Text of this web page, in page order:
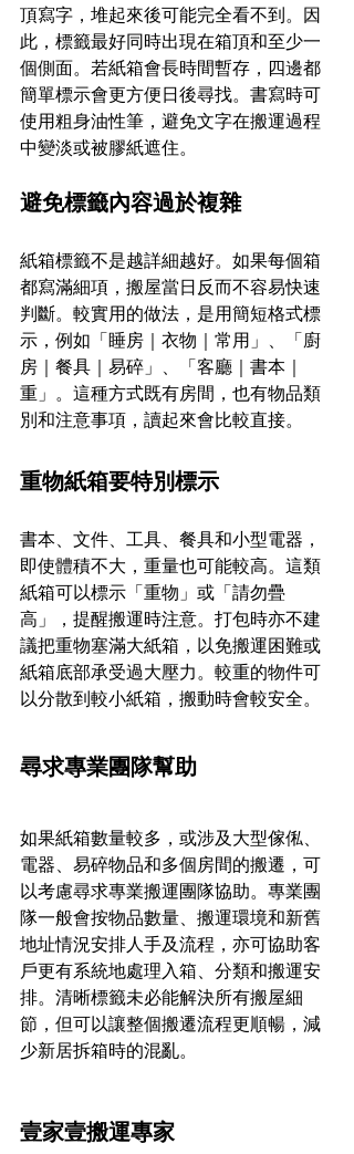
頂寫字，堆起來後可能完全看不到。因
此，標籤最好同時出現在箱頂和至少一
個側面。若紙箱會長時間暫存，四邊都
簡單標示會更方便日後尋找。書寫時可
使用粗身油性筆，避免文字在搬運過程
中變淡或被膠紙遮住。
避免標籤內容過於複雜
紙箱標籤不是越詳細越好。如果每個箱
都寫滿細項，搬屋當日反而不容易快速
判斷。較實用的做法，是用簡短格式標
示，例如「睡房｜衣物｜常用」、「廚
房｜餐具｜易碎」、「客廳｜書本｜
重」。這種方式既有房間，也有物品類
別和注意事項，讀起來會比較直接。
重物紙箱要特別標示
書本、文件、工具、餐具和小型電器，
即使體積不大，重量也可能較高。這類
紙箱可以標示「重物」或「請勿疊
高」，提醒搬運時注意。打包時亦不建
議把重物塞滿大紙箱，以免搬運困難或
紙箱底部承受過大壓力。較重的物件可
以分散到較小紙箱，搬動時會較安全。
尋求專業團隊幫助
如果紙箱數量較多，或涉及大型傢俬、
電器、易碎物品和多個房間的搬遷，可
以考慮尋求專業搬運團隊協助。專業團
隊一般會按物品數量、搬運環境和新舊
地址情況安排人手及流程，亦可協助客
戶更有系統地處理入箱、分類和搬運安
排。清晰標籤未必能解決所有搬屋細
節，但可以讓整個搬遷流程更順暢，減
少新居拆箱時的混亂。
壹家壹搬運專家